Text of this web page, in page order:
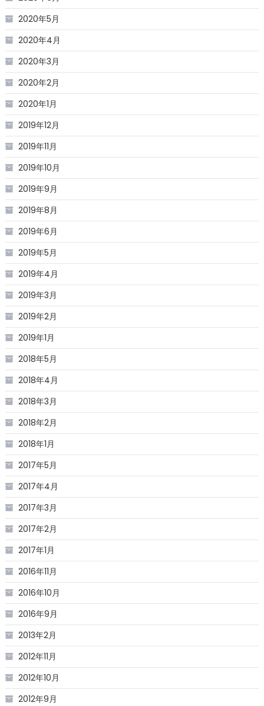
2020年5月
2020年4月
2020年3月
2020年2月
2020年1月
2019年12月
2019年11月
2019年10月
2019年9月
2019年8月
2019年6月
2019年5月
2019年4月
2019年3月
2019年2月
2019年1月
2018年5月
2018年4月
2018年3月
2018年2月
2018年1月
2017年5月
2017年4月
2017年3月
2017年2月
2017年1月
2016年11月
2016年10月
2016年9月
2013年2月
2012年11月
2012年10月
2012年9月